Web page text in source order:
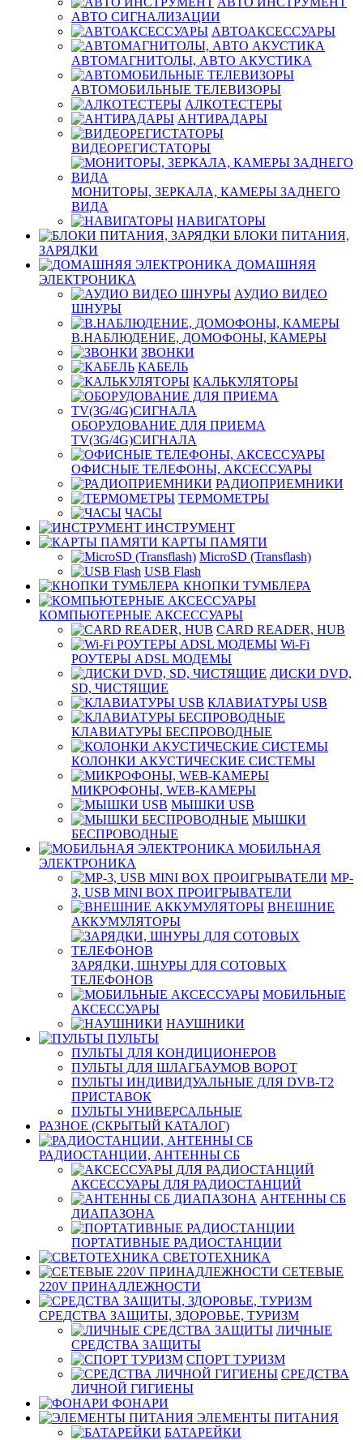
АВТО СИГНАЛИЗАЦИИ
АВТОАКСЕССУАРЫ
АВТОМАГНИТОЛЫ, АВТО АКУСТИКА
АВТОМОБИЛЬНЫЕ ТЕЛЕВИЗОРЫ
АЛКОТЕСТЕРЫ
АНТИРАДАРЫ
ВИДЕОРЕГИСТАТОРЫ
МОНИТОРЫ, ЗЕРКАЛА, КАМЕРЫ ЗАДНЕГО
ВИДА
НАВИГАТОРЫ
БЛОКИ ПИТАНИЯ,
ЗАРЯДКИ
ДОМАШНЯЯ
ЭЛЕКТРОНИКА
АУДИО ВИДЕО
ШНУРЫ
В.НАБЛЮДЕНИЕ, ДОМОФОНЫ, КАМЕРЫ
ЗВОНКИ
КАБЕЛЬ
КАЛЬКУЛЯТОРЫ
ОБОРУДОВАНИЕ ДЛЯ ПРИЕМА
TV(3G/4G)СИГНАЛА
ОФИСНЫЕ ТЕЛЕФОНЫ, АКСЕССУАРЫ
РАДИОПРИЕМНИКИ
ТЕРМОМЕТРЫ
ЧАСЫ
ИНСТРУМЕНТ
КАРТЫ ПАМЯТИ
MicroSD (Transflash)
USB Flash
КНОПКИ ТУМБЛЕРА
КОМПЬЮТЕРНЫЕ АКСЕССУАРЫ
CARD READER, HUB
Wi-Fi
РОУТЕРЫ ADSL МОДЕМЫ
ДИСКИ DVD,
SD, ЧИСТЯЩИЕ
КЛАВИАТУРЫ USB
КЛАВИАТУРЫ БЕСПРОВОДНЫЕ
КОЛОНКИ АКУСТИЧЕСКИЕ СИСТЕМЫ
МИКРОФОНЫ, WEB-КАМЕРЫ
МЫШКИ USB
МЫШКИ
БЕСПРОВОДНЫЕ
МОБИЛЬНАЯ
ЭЛЕКТРОНИКА
MP-
3, USB MINI BOX ПРОИГРЫВАТЕЛИ
ВНЕШНИЕ
АККУМУЛЯТОРЫ
ЗАРЯДКИ, ШНУРЫ ДЛЯ СОТОВЫХ
ТЕЛЕФОНОВ
МОБИЛЬНЫЕ
АКСЕССУАРЫ
НАУШНИКИ
ПУЛЬТЫ
ПУЛЬТЫ ДЛЯ КОНДИЦИОНЕРОВ
ПУЛЬТЫ ДЛЯ ШЛАГБАУМОВ ВОРОТ
ПУЛЬТЫ ИНДИВИДУАЛЬНЫЕ ДЛЯ DVB-T2
ПРИСТАВОК
ПУЛЬТЫ УНИВЕРСАЛЬНЫЕ
РАЗНОЕ (СКРЫТЫЙ КАТАЛОГ)
РАДИОСТАНЦИИ, АНТЕННЫ CБ
АКСЕССУАРЫ ДЛЯ РАДИОСТАНЦИЙ
АНТЕННЫ CБ
ДИАПАЗОНА
ПОРТАТИВНЫЕ РАДИОСТАНЦИИ
СВЕТОТЕХНИКА
СЕТЕВЫЕ
220V ПРИНАДЛЕЖНОСТИ
СРЕДСТВА ЗАЩИТЫ, ЗДОРОВЬЕ, ТУРИЗМ
ЛИЧНЫЕ
СРЕДСТВА ЗАЩИТЫ
СПОРТ ТУРИЗМ
СРЕДСТВА
ЛИЧНОЙ ГИГИЕНЫ
ФОНАРИ
ЭЛЕМЕНТЫ ПИТАНИЯ
БАТАРЕЙКИ